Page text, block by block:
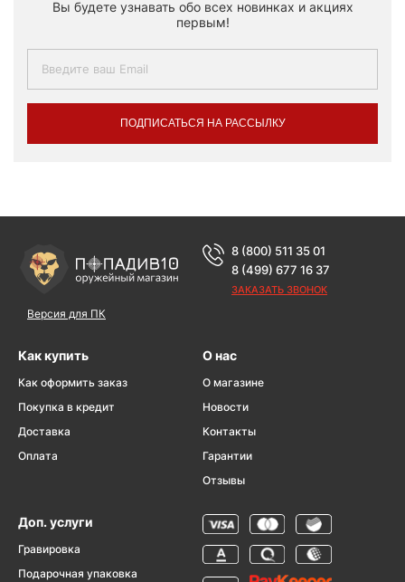
Вы будете узнавать обо всех новинках и акциях
первым!
ПОДПИСАТЬСЯ НА РАССЫЛКУ
Версия для ПК
8 (800) 511 35 01
8 (499) 677 16 37
ЗАКАЗАТЬ ЗВОНОК
Как купить
Как оформить заказ
Покупка в кредит
Доставка
Оплата
О нас
О магазине
Новости
Контакты
Гарантии
Отзывы
Доп. услуги
Гравировка
Подарочная упаковка